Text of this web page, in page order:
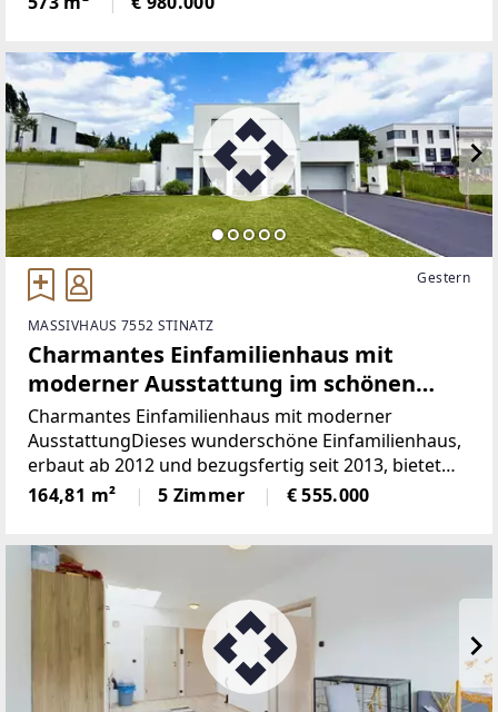
steht nun zum Verkauf. Mit einer Gesamtfläche von
Gestern
MASSIVHAUS 7552 STINATZ
Charmantes Einfamilienhaus mit
moderner Ausstattung im schönen
Südburgenland
Charmantes Einfamilienhaus mit moderner
AusstattungDieses wunderschöne Einfamilienhaus,
erbaut ab 2012 und bezugsfertig seit 2013, bietet
auf zwei Etagen großzügigen Wohnraum und
modernen Komfort. Das Erdgeschoss wurde in
164,81 m² 5 Zimmer € 555.000